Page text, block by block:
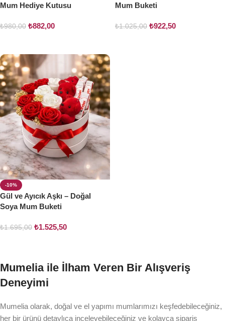
Mum Hediye Kutusu
₺980,00 ₺882,00
Mum Buketi
₺1.025,00 ₺922,50
-10%
Gül ve Ayıcık Aşkı – Doğal
Soya Mum Buketi
₺1.695,00 ₺1.525,50
Mumelia ile İlham Veren Bir Alışveriş
Deneyimi
Mumelia olarak, doğal ve el yapımı mumlarımızı keşfedebileceğiniz,
her bir ürünü detaylıca inceleyebileceğiniz ve kolayca sipariş